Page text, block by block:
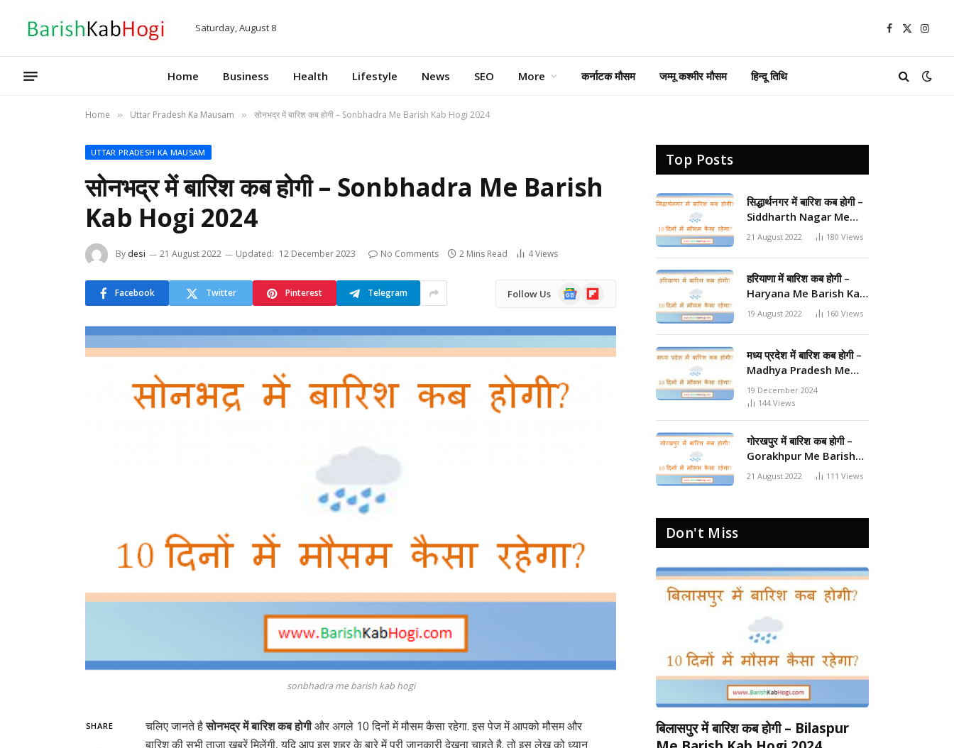
Saturday, August 8 Facebook
X
Home Business Health Lifestyle News SEO More कर्नाटक मौसम जम्मू कश्मीर मौसम हिन्दू तिथि
Home » Uttar Pradesh Ka Mausam » सोनभद्र में बारिश कब होगी – Sonbhadra Me Barish Kab Hogi 2024
UTTAR PRADESH KA MAUSAM
सोनभद्र में बारिश कब होगी – Sonbhadra Me Barish
Kab Hogi 2024
Bydesi 21 August 2022 Updated: 12 December 2023 No Comments 2 Mins Read 4Views
Facebook Twitter Pinterest Telegram Follow Us
Google
News
Flipboard
sonbhadra me barish kab hogi
SHARE चलिए जानते हैसोनभद्र में बारिश कब होगीऔर अगले 10 दिनों में मौसम कैसा रहेगा. इस पेज में आपको मौसम और
बारिश की सभी ताज़ा ख़बरें मिलेंगी, यदि आप इस शहर के बारे में पूरी जानकारी देखना चाहते है. तो इस लेख को ध्यान
Top Posts
सिद्धार्थनगर में बारिश कब होगी –
Siddharth Nagar Me
Barish Kab Hogi 2024
21 August 2022 180 Views
हरियाणा में बारिश कब होगी –
Haryana Me Barish Kab
Hogi 2024
19 August 2022 160 Views
मध्य प्रदेश में बारिश कब होगी –
Madhya Pradesh Me
Barish Kab Hogi 2024
19 December 2024
144 Views
गोरखपुर में बारिश कब होगी –
Gorakhpur Me Barish
Kab Hogi 2024
21 August 2022 111 Views
Don't Miss
बिलासपुर में बारिश कब होगी – Bilaspur